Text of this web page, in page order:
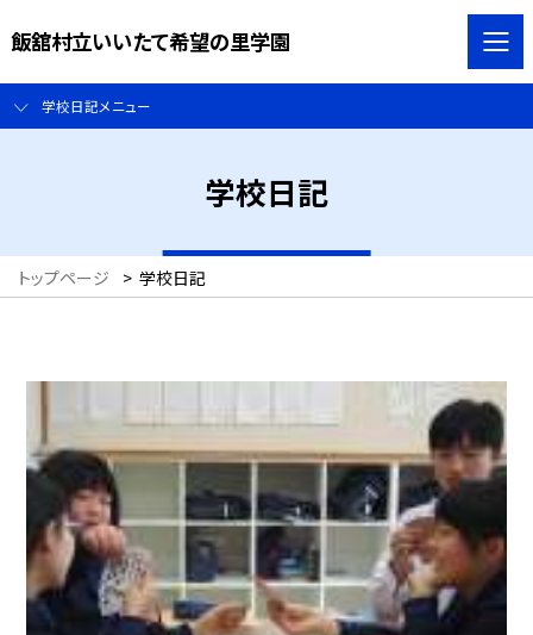
飯舘村立いいたて希望の里学園
学校日記メニュー
学校日記
トップページ > 学校日記